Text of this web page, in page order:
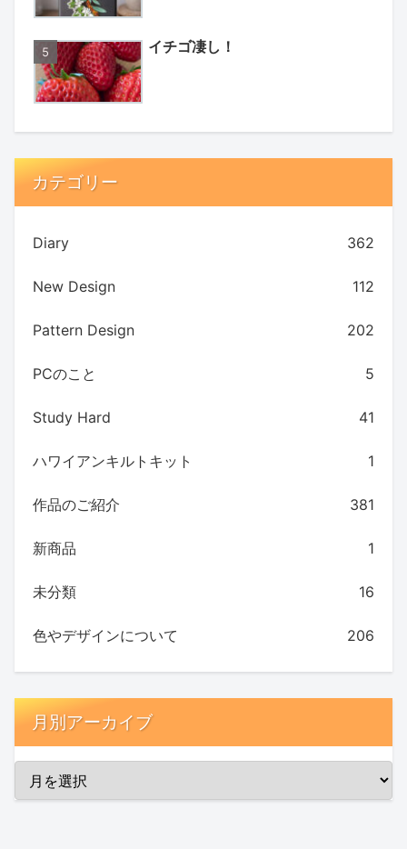
イチゴ凄し！
カテゴリー
Diary 362
New Design 112
Pattern Design 202
PCのこと 5
Study Hard 41
ハワイアンキルトキット 1
作品のご紹介 381
新商品 1
未分類 16
色やデザインについて 206
月別アーカイブ